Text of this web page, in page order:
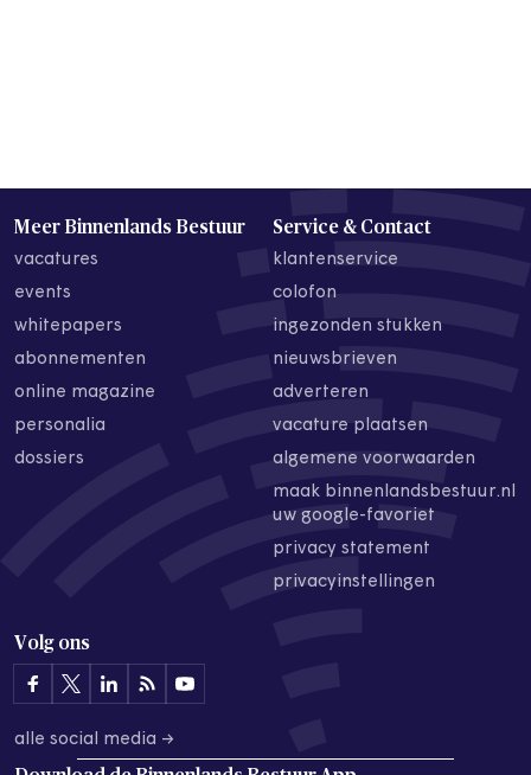
Meer Binnenlands Bestuur
vacatures
events
whitepapers
abonnementen
online magazine
personalia
dossiers
Service & Contact
klantenservice
colofon
ingezonden stukken
nieuwsbrieven
adverteren
vacature plaatsen
algemene voorwaarden
maak binnenlandsbestuur.nl
uw google-favoriet
privacy statement
privacyinstellingen
Volg ons
alle social media →